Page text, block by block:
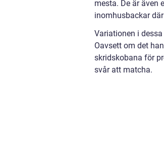
mesta. De är även
inomhusbackar
Variationen i
Oavsett om det
skridskobana för
svår att matcha.